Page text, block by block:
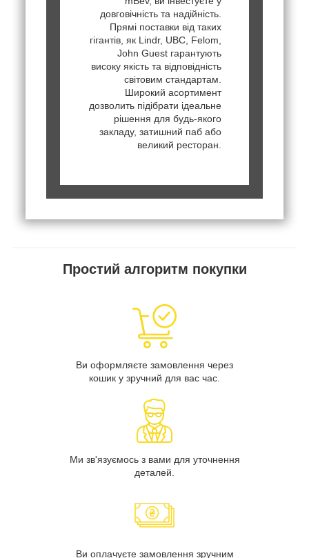
довговічність та надійність.
Прямі поставки від таких
гігантів, як Lindr, UBC, Felom,
John Guest гарантують
високу якість та відповідність
світовим стандартам.
Широкий асортимент
дозволить підібрати ідеальне
рішення для будь-якого
закладу, затишний паб або
великий ресторан.
Простий алгоритм покупки
Ви оформляєте замовлення через
кошик у зручний для вас час.
Ми зв'язуємось з вами для уточнення
деталей.
Ви оплачуєте замовлення зручним